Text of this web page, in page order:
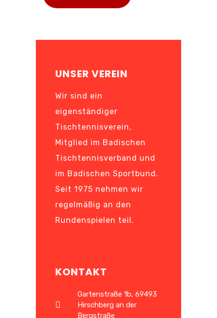
UNSER VEREIN
Wir sind ein
eigenständiger
Tischtennisverein,
Mitglied im Badischen
Tischtennisverband und
im Badischen Sportbund.
Seit 1975 nehmen wir
regelmäßig an den
Rundenspielen teil.
KONTAKT
Gartenstraße 1b, 69493
Hirschberg an der
Bergstraße